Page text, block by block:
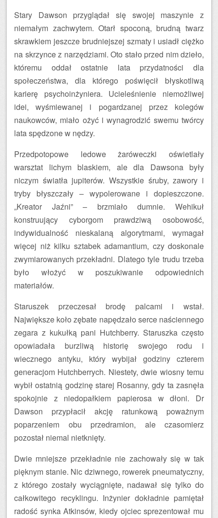
Stary Dawson przyglądał się swojej maszynie z
niemałym zachwytem. Otarł spoconą, brudną twarz
skrawkiem jeszcze brudniejszej szmaty i usiadł ciężko
na skrzynce z narzędziami. Oto stało przed nim dzieło,
któremu oddał ostatnie lata przydatności dla
społeczeństwa, dla którego poświęcił błyskotliwą
karierę psychoinżyniera. Ucieleśnienie niemożliwej
idei, wyśmiewanej i pogardzanej przez kolegów
naukowców, miało ożyć i wynagrodzić swemu twórcy
lata spędzone w nędzy.
Przedpotopowe ledowe żaróweczki oświetlały
warsztat lichym blaskiem, ale dla Dawsona były
niczym światła jupiterów. Wszystkie śruby, zawory i
tryby błyszczały – wypolerowane i dopieszczone.
„Kreator Jaźni” – brzmiało dumnie. Wehikuł
konstruujący cyborgom prawdziwą osobowość,
indywidualność nieskalaną algorytmami, wymagał
więcej niż kilku sztabek adamantium, czy doskonale
zwymiarowanych przekładni. Dlatego tyle trudu trzeba
było włożyć w poszukiwanie odpowiednich
materiałów.
Staruszek przeczesał brodę palcami i wstał.
Największe koło zębate napędzało serce naściennego
zegara z kukułką pani Hutchberry. Staruszka często
opowiadała burzliwą historię swojego rodu i
wiecznego antyku, który wybijał godziny czterem
generacjom Hutchberrych. Niestety, dwie wiosny temu
wybił ostatnią godzinę starej Rosanny, gdy ta zasnęła
spokojnie z niedopałkiem papierosa w dłoni. Dr
Dawson przypłacił akcję ratunkową poważnym
poparzeniem obu przedramion, ale czasomierz
pozostał niemal nietknięty.
Dwie mniejsze przekładnie nie zachowały się w tak
pięknym stanie. Nic dziwnego, rowerek pneumatyczny,
z którego zostały wyciągnięte, nadawał się tylko do
całkowitego recyklingu. Inżynier dokładnie pamiętał
radość synka Atkinsów, kiedy ojciec sprezentował mu